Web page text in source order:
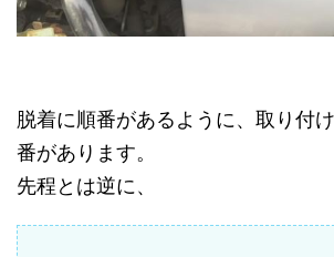
脱着に順番があるように、取り付
番があります。
先程とは逆に、